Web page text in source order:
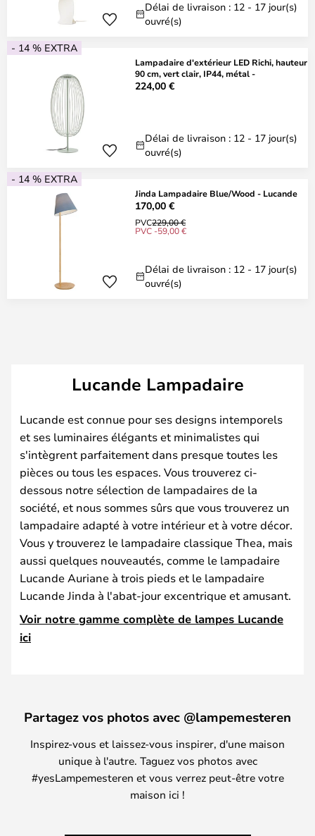
Délai de livraison : 12 - 17 jour(s)
ouvré(s)
- 14 % EXTRA
Lampadaire d'extérieur LED Richi, hauteur
90 cm, vert clair, IP44, métal -
224,00 €
Délai de livraison : 12 - 17 jour(s)
ouvré(s)
- 14 % EXTRA
Jinda Lampadaire Blue/Wood - Lucande
170,00 €
PVC229,00 €
PVC -59,00 €
Délai de livraison : 12 - 17 jour(s)
ouvré(s)
Lucande Lampadaire
Lucande est connue pour ses designs intemporels
et ses luminaires élégants et minimalistes qui
s'intègrent parfaitement dans presque toutes les
pièces ou tous les espaces. Vous trouverez ci-
dessous notre sélection de lampadaires de la
société, et nous sommes sûrs que vous trouverez un
lampadaire adapté à votre intérieur et à votre décor.
Vous y trouverez le lampadaire classique Thea, mais
aussi quelques nouveautés, comme le lampadaire
Lucande Auriane à trois pieds et le lampadaire
Lucande Jinda à l'abat-jour excentrique et amusant.
Voir notre gamme complète de lampes Lucande
ici
Partagez vos photos avec @lampemesteren
Inspirez-vous et laissez-vous inspirer, d'une maison
unique à l'autre. Taguez vos photos avec
#yesLampemesteren et vous verrez peut-être votre
maison ici !